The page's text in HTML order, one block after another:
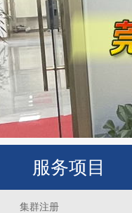
服务项目
集群注册